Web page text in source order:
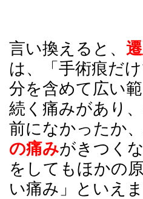
言い換えると、
は、「手術痕だ
分を含めて広い
続く痛みがあり
前になかったか
の痛みがきつく
をしてもほかの
い痛み」といえま